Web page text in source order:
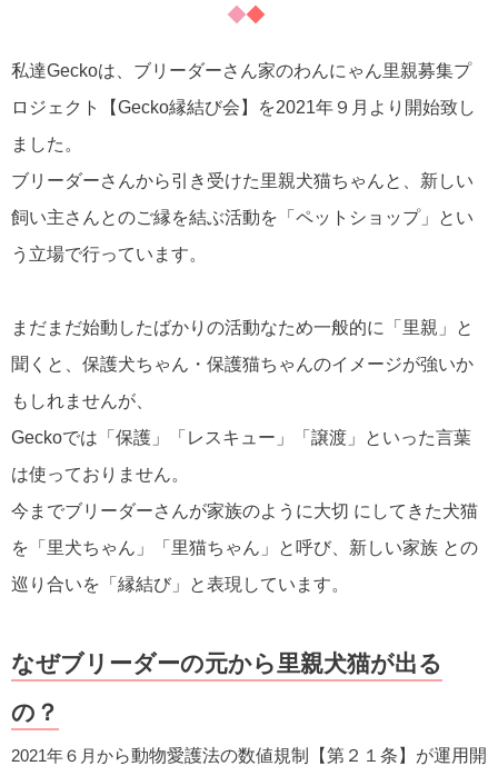
私達Geckoは、ブリーダーさん家のわんにゃん里親募集プ
ロジェクト【Gecko縁結び会】を2021年９月より開始致し
ました。
ブリーダーさんから引き受けた里親犬猫ちゃんと、新しい
飼い主さんとのご縁を結ぶ活動を「ペットショップ」とい
う立場で行っています。
まだまだ始動したばかりの活動なため一般的に「里親」と
聞くと、保護犬ちゃん・保護猫ちゃんのイメージが強いか
もしれませんが、
Geckoでは「保護」「レスキュー」「譲渡」といった言葉
は使っておりません。
今までブリーダーさんが家族のように大切 にしてきた犬猫
を「里犬ちゃん」「里猫ちゃん」と呼び、新しい家族 との
巡り合いを「縁結び」と表現しています。
なぜブリーダーの元から里親犬猫が出る
の？
2021年６月から動物愛護法の数値規制【第２１条】が運用開